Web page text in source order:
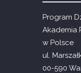
Program
Akademia
w Polsce
ul.
00-590